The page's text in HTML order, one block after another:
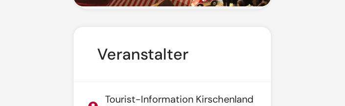
Veranstalter
Tourist-Information Kirschenland